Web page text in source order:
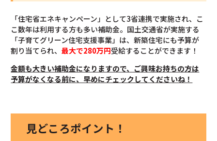
「住宅省エネキャンペーン」として3省連携で実施され、こ
こ数年は利用する方も多い補助金。国土交通省が実施する
「子育てグリーン住宅支援事業」は、新築住宅にも予算が
割り当てられ、最大で280万円受給することができます！
金額も大きい補助金になりますので、ご興味お持ちの方は
予算がなくなる前に、早めにチェックしてくださいね！
見どころポイント！